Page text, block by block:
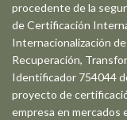
procedente de la
de Certificación
Internacionalización
Recuperación,
Identificador 754044
proyecto de
empresa en mercados